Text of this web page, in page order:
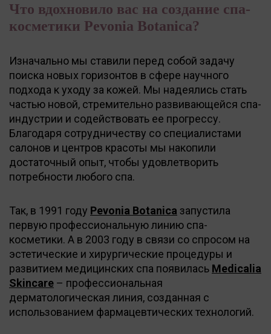
Что вдохновило вас на создание спа-
косметики Pevoniа Botanica?
Изначально мы ставили перед собой задачу
поиска новых горизонтов в сфере научного
подхода к уходу за кожей. Мы надеялись стать
частью новой, стремительно развивающейся спа-
индустрии и содействовать ее прогрессу.
Благодаря сотрудничеству со специалистами
салонов и центров красоты мы накопили
достаточный опыт, чтобы удовлетворить
потребности любого спа.
Так, в 1991 году Pevonia Botanica запустила
первую профессиональную линию спа-
косметики. А в 2003 году в связи со спросом на
эстетические и хирургические процедуры и
развитием медицинских спа появилась Medicalia
Skincare – профессиональная
дерматологическая линия, созданная с
использованием фармацевтических технологий.